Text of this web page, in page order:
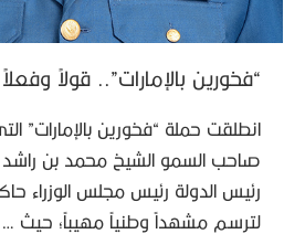
“فخورين بالإمارات”.. قولاً وفعلاً
انطلقت حملة “فخورين بالإمارات”
صاحب السمو الشيخ محمد بن راشد
رئيس الدولة رئيس مجلس الوزراء
لترسم مشهداً وطنياً مهيباً؛ حيث …